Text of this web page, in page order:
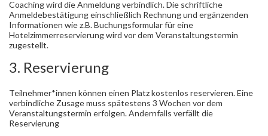
Coaching wird die Anmeldung verbindlich. Die schriftliche
Anmeldebestätigung einschließlich Rechnung und ergänzenden
Informationen wie z.B. Buchungsformular für eine
Hotelzimmerreservierung wird vor dem Veranstaltungstermin
zugestellt.
3. Reservierung
Teilnehmer*innen können einen Platz kostenlos reservieren. Eine
verbindliche Zusage muss spätestens 3 Wochen vor dem
Veranstaltungstermin erfolgen. Andernfalls verfällt die
Reservierung